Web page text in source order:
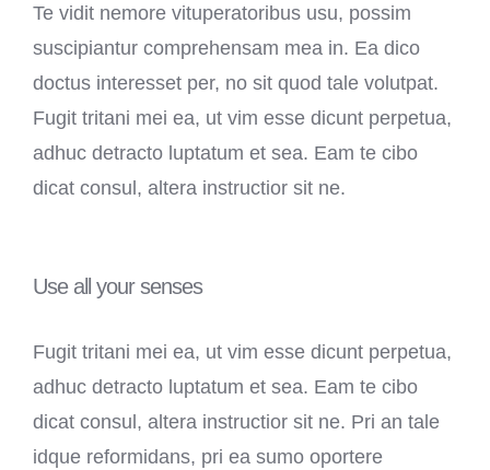
Te vidit nemore vituperatoribus usu, possim
suscipiantur comprehensam mea in. Ea dico
doctus interesset per, no sit quod tale volutpat.
Fugit tritani mei ea, ut vim esse dicunt perpetua,
adhuc detracto luptatum et sea. Eam te cibo
dicat consul, altera instructior sit ne.
Use all your senses
Fugit tritani mei ea, ut vim esse dicunt perpetua,
adhuc detracto luptatum et sea. Eam te cibo
dicat consul, altera instructior sit ne. Pri an tale
idque reformidans, pri ea sumo oportere